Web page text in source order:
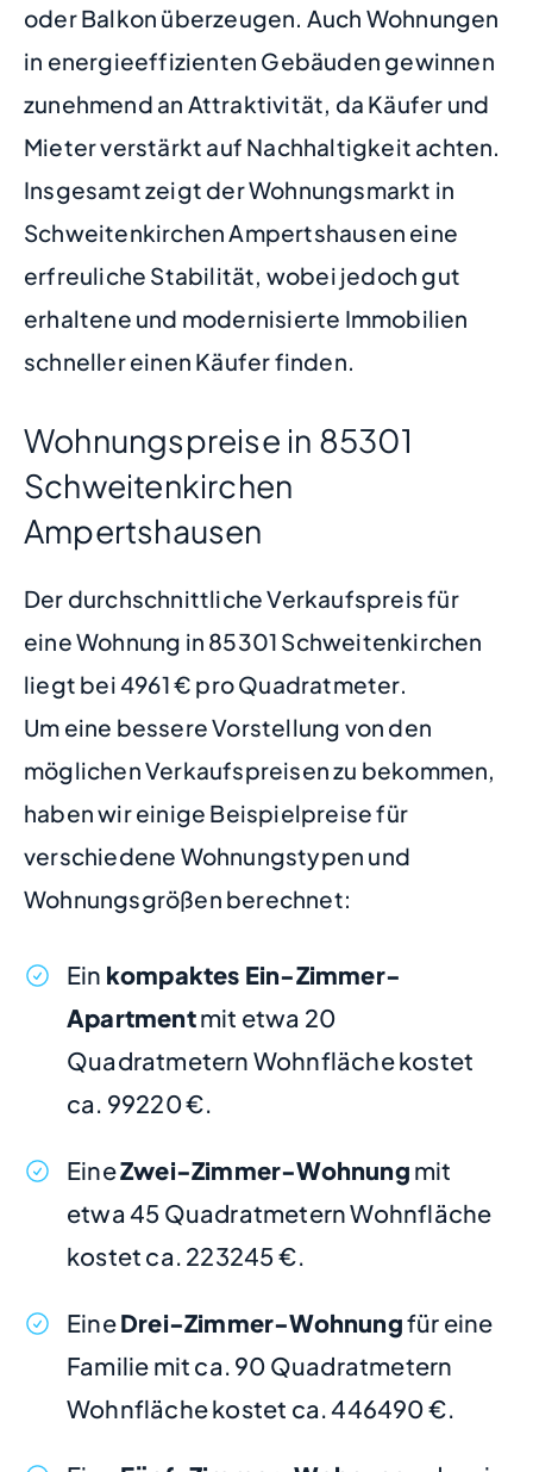
oder Balkon überzeugen. Auch Wohnungen
in energieeffizienten Gebäuden gewinnen
zunehmend an Attraktivität, da Käufer und
Mieter verstärkt auf Nachhaltigkeit achten.
Insgesamt zeigt der Wohnungsmarkt in
Schweitenkirchen Ampertshausen eine
erfreuliche Stabilität, wobei jedoch gut
erhaltene und modernisierte Immobilien
schneller einen Käufer finden.
Wohnungspreise in 85301
Schweitenkirchen
Ampertshausen
Der durchschnittliche Verkaufspreis für
eine Wohnung in 85301 Schweitenkirchen
liegt bei 4961 € pro Quadratmeter.
Um eine bessere Vorstellung von den
möglichen Verkaufspreisen zu bekommen,
haben wir einige Beispielpreise für
verschiedene Wohnungstypen und
Wohnungsgrößen berechnet:
Ein kompaktes Ein-Zimmer-
Apartmentmit etwa 20
Quadratmetern Wohnfläche kostet
ca. 99220 €.
EineZwei-Zimmer-Wohnung mit
etwa 45 Quadratmetern Wohnfläche
kostet ca. 223245 €.
EineDrei-Zimmer-Wohnungfür eine
Familie mit ca. 90 Quadratmetern
Wohnfläche kostet ca. 446490 €.